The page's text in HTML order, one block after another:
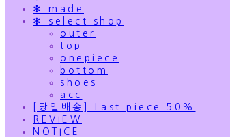
✻ made
✻ select shop
outer
top
onepiece
bottom
shoes
acc
[당일배송] Last piece 50%
REVIEW
NOTICE